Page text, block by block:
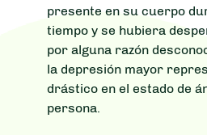
presente en su cuerpo
tiempo y se hubiera
por alguna razón
la depresión mayor
drástico en el estado de
persona.